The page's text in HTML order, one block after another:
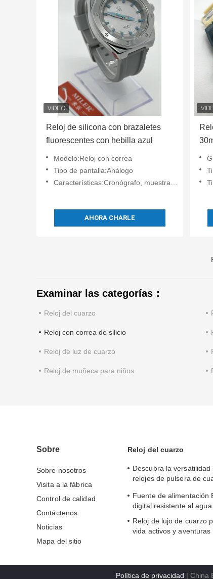
Reloj de silicona con brazaletes
fluorescentes con hebilla azul
Modelo:Reloj con correa
Tipo de pantalla:Análogo
Características:Cronógrafo, muestra de fecha
AHORA CHARLE
Examinar las categorías：
Reloj del cuarzo
Reloj con correa de silicio
Reloj de luz de cuarzo
Reloj de muñeca para niños
Sobre
Sobre nosotros
Visita a la fábrica
Control de calidad
Contáctenos
Noticias
Mapa del sitio
Reloj del cuarzo
Descubra la
relojes de pulsera de
Fuente de alimentación
digital resistente al
Reloj de lujo de cuarzo
vida activos y
Política de privacidad | China